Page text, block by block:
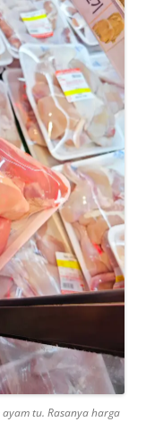
tu. Rasanya harga